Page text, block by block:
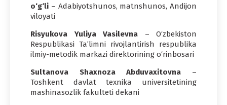
o‘g‘li – Adabiyotshunos, matnshunos, Andijon
viloyati
Risyukova Yuliya Vasilevna – O‘zbekiston
Respublikasi Ta’limni rivojlantirish respublika
ilmiy-metodik markazi direktorining o‘rinbosari
Sultanova Shaxnoza Abduvaxitovna –
Toshkent davlat texnika universitetining
mashinasozlik fakulteti dekani